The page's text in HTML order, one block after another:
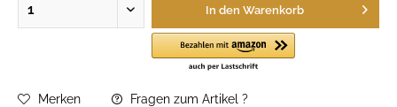
In den Warenkorb
Merken Fragen zum Artikel ?